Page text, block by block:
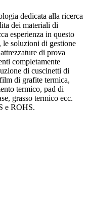
dedicata alla ricerca
dei materiali di
esperienza in questo
le soluzioni di gestione
di prova
completamente
di cuscinetti di
di grafite termica,
termico, pad di
grasso termico ecc.
e ROHS.